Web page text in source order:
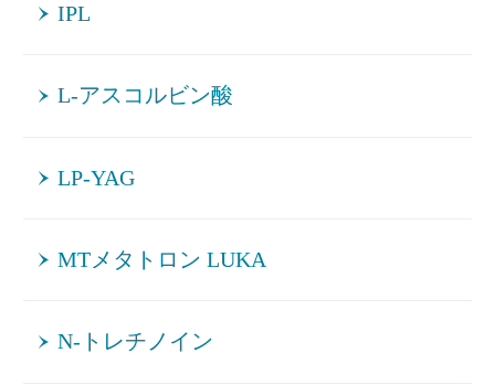
IPL
L-アスコルビン酸
LP-YAG
MTメタトロン LUKA
N-トレチノイン